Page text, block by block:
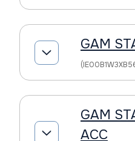
GAM
GAM
ACC